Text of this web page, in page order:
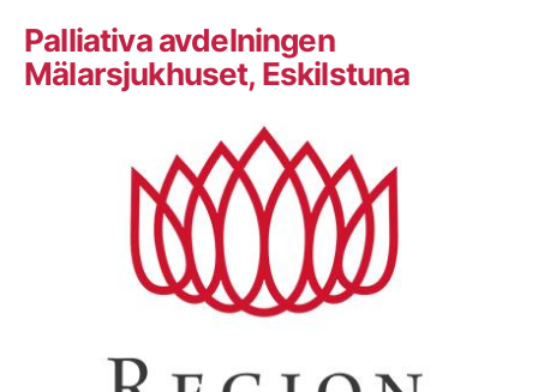
Palliativa avdelningen
Mälarsjukhuset, Eskilstuna